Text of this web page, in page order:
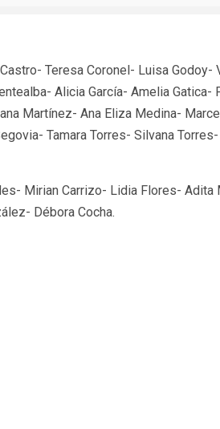
Teresa Coronel- Luisa Godoy-
Alicia García- Amelia Gatica-
Martínez- Ana Eliza Medina-
Tamara Torres- Silvana
Mirian Carrizo- Lidia Flores- Adita
Débora Cocha.